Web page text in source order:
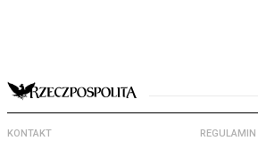
KONTAKT REGULAMIN